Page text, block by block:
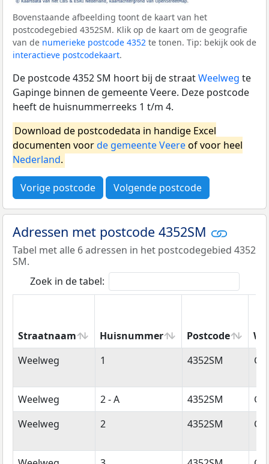
Bovenstaande afbeelding toont de kaart van het
postcodegebied 4352SM. Klik op de kaart om de geografie
van de numerieke postcode 4352 te tonen. Tip: bekijk ook de
interactieve postcodekaart.
De postcode 4352 SM hoort bij de straatWeelweg te
Gapinge binnen de gemeente Veere. Deze postcode
heeft de huisnummerreeks 1 t/m 4.
Download de postcodedata in handige Excel
documenten voorde gemeente Veereof voor heel
Nederland.
Vorige postcode Volgende postcode
Adressen met postcode 4352SM
Tabel met alle 6 adressen in het postcodegebied 4352
SM.
Zoek in de tabel:
Straatnaam Huisnummer Postcode
Straatnaam
Huisnummer Postcode
Weelweg 1 4352SM
Weelweg 2 - A 4352SM
Weelweg
2 4352SM